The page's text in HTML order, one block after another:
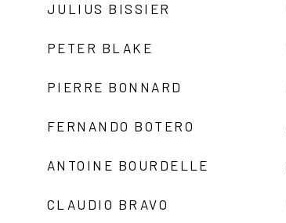
JULIUS BISSIER
PETER BLAKE
PIERRE BONNARD
FERNANDO BOTERO
ANTOINE BOURDELLE
CLAUDIO BRAVO